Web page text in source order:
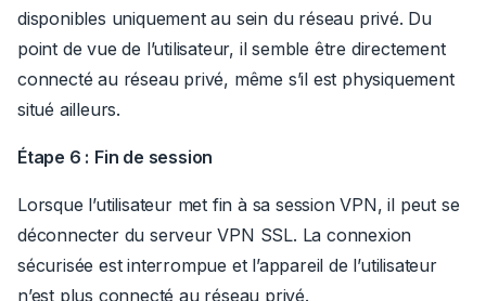
disponibles uniquement au sein du réseau privé. Du
point de vue de l’utilisateur, il semble être directement
connecté au réseau privé, même s’il est physiquement
situé ailleurs.
Étape 6 : Fin de session
Lorsque l’utilisateur met fin à sa session VPN, il peut se
déconnecter du serveur VPN SSL. La connexion
sécurisée est interrompue et l’appareil de l’utilisateur
n’est plus connecté au réseau privé.